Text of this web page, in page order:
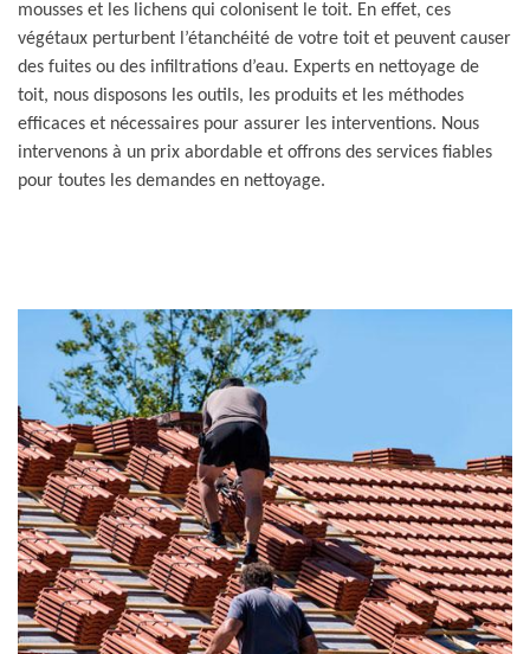
mousses et les lichens qui colonisent le toit. En effet, ces
végétaux perturbent l’étanchéité de votre toit et peuvent causer
des fuites ou des infiltrations d’eau. Experts en nettoyage de
toit, nous disposons les outils, les produits et les méthodes
efficaces et nécessaires pour assurer les interventions. Nous
intervenons à un prix abordable et offrons des services fiables
pour toutes les demandes en nettoyage.